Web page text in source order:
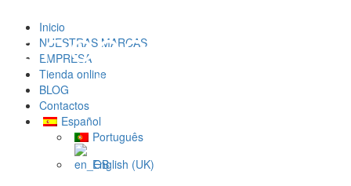
Inicio
NUESTRAS MARCAS
EMPRESA
Tienda online
BLOG
Contactos
Español
Português
English (UK)